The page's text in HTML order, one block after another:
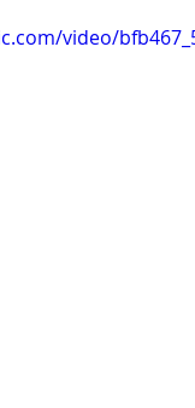
video/